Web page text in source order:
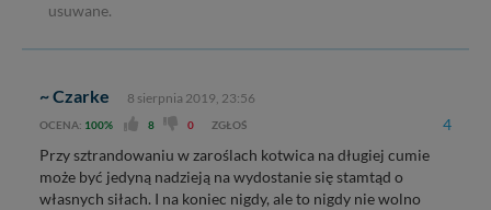
usuwane.
~ Czarke 8 sierpnia 2019, 23:56
OCENA: 100% 8 0 ZGŁOŚ 4
Przy sztrandowaniu w zaroślach kotwica na długiej cumie
może być jedyną nadzieją na wydostanie się stamtąd o
własnych siłach. I na koniec nigdy, ale to nigdy nie wolno